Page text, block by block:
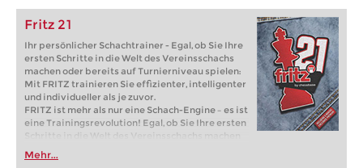
Fritz 21
Ihr persönlicher Schachtrainer - Egal, ob Sie Ihre
ersten Schritte in die Welt des Vereinsschachs
machen oder bereits auf Turnierniveau spielen:
Mit FRITZ trainieren Sie effizienter, intelligenter
und individueller als je zuvor.
FRITZ ist mehr als nur eine Schach-Engine – es ist
eine Trainingsrevolution! Egal, ob Sie Ihre ersten
Schritte in die Welt des Vereinsschachs machen
oder bereits auf Turnierniveau spielen: Mit
FRITZ trainieren Sie effizienter, intelligenter und
Mehr...